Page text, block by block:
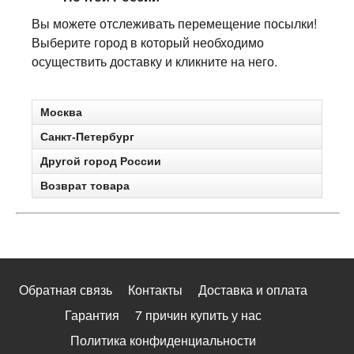
Вы можете отслеживать перемещение посылки!
Выберите город в который необходимо
осуществить доставку и кликните на него.
Москва
Санкт-Петербург
Другой город России
Возврат товара
Обратная связь Контакты
Доставка и оплата
Гарантия
7 причин купить у нас
Политика конфиденциальности